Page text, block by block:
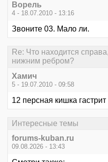
Ворель
4 - 18.07.2010 - 13:16
Звоните 03. Мало ли.
Re: Что находится
нижним ребром?
Хамич
5 - 19.07.2010 - 09:58
12 персная кишка гастрит
Интересные темы
forums-kuban.ru
09.08.2026 - 13:43